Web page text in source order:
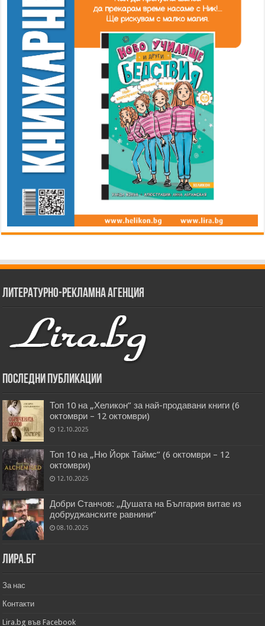
Литературно-рекламна агенция
Последни публикации
Топ 10 на „Хеликон” за най-продавани книги (6
октомври – 12 октомври)
12.10.2025
Топ 10 на „Ню Йорк Таймс” (6 октомври – 12
октомври)
12.10.2025
Добри Станчов: „Душата на България витае из
добруджанските равнини“
08.10.2025
Лира.бг
За нас
Контакти
Lira.bg във Facebook